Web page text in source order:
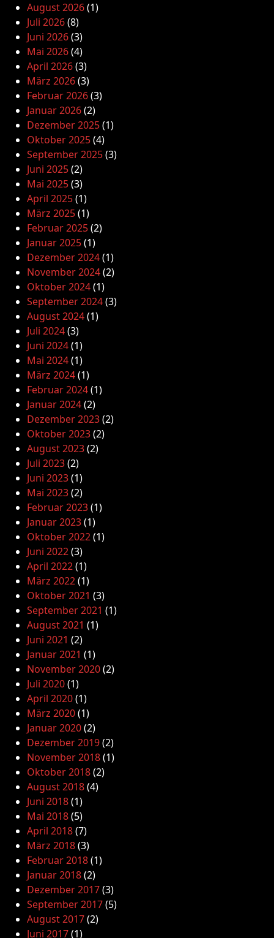
August 2026(1)
Juli 2026(8)
Juni 2026(3)
Mai 2026(4)
April 2026(3)
März 2026(3)
Februar 2026(3)
Januar 2026(2)
Dezember 2025(1)
Oktober 2025(4)
September 2025(3)
Juni 2025(2)
Mai 2025(3)
April 2025(1)
März 2025(1)
Februar 2025(2)
Januar 2025(1)
Dezember 2024(1)
November 2024(2)
Oktober 2024(1)
September 2024(3)
August 2024(1)
Juli 2024(3)
Juni 2024(1)
Mai 2024(1)
März 2024(1)
Februar 2024(1)
Januar 2024(2)
Dezember 2023(2)
Oktober 2023(2)
August 2023(2)
Juli 2023(2)
Juni 2023(1)
Mai 2023(2)
Februar 2023(1)
Januar 2023(1)
Oktober 2022(1)
Juni 2022(3)
April 2022(1)
März 2022(1)
Oktober 2021 (3)
September 2021 (1)
August 2021 (1)
Juni 2021 (2)
Januar 2021 (1)
November 2020(2)
Juli 2020(1)
April 2020(1)
März 2020(1)
Januar 2020(2)
Dezember 2019(2)
November 2018(1)
Oktober 2018(2)
August 2018(4)
Juni 2018(1)
Mai 2018(5)
April 2018(7)
März 2018(3)
Februar 2018(1)
Januar 2018(2)
Dezember 2017(3)
September 2017(5)
August 2017(2)
Juni 2017(1)